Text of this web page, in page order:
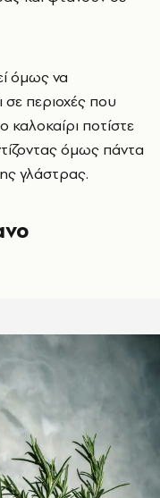
όμως να
σε περιοχές που
καλοκαίρι ποτίστε
όμως πάντα
γλάστρας.